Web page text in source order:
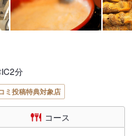
分
ミ投稿特典対象店
コース